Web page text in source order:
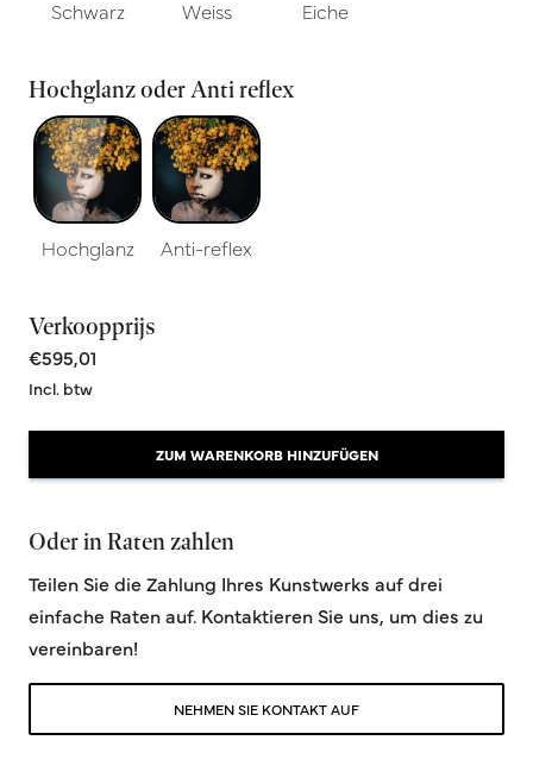
Schwarz Weiss Eiche
Hochglanz oder Anti reflex
Hochglanz Anti-reflex
Verkoopprijs
€595,01
Incl. btw
ZUM WARENKORB HINZUFÜGEN
Oder in Raten zahlen
Teilen Sie die Zahlung Ihres Kunstwerks auf drei
einfache Raten auf. Kontaktieren Sie uns, um dies zu
vereinbaren!
NEHMEN SIE KONTAKT AUF